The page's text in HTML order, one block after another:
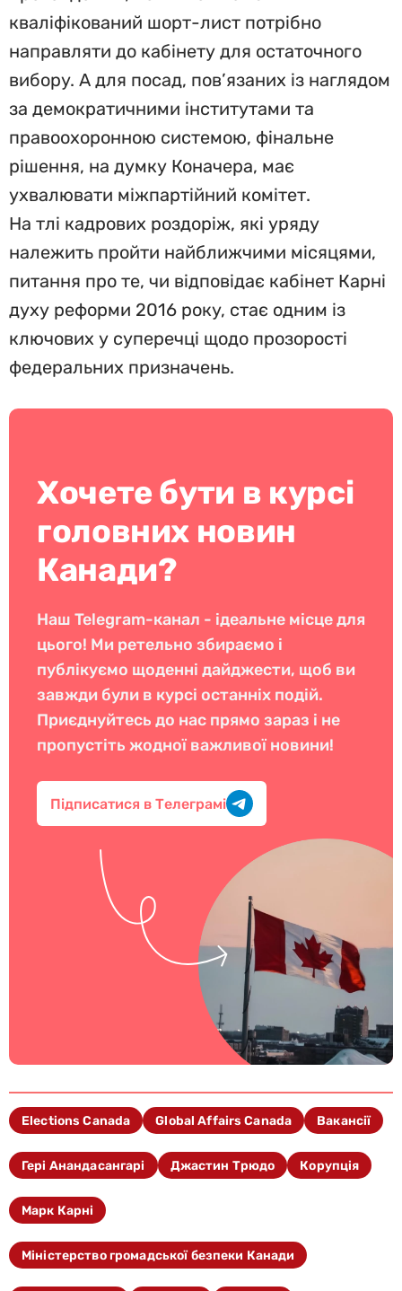
кваліфікований шорт-лист потрібно
направляти до кабінету для остаточного
вибору. А для посад, пов’язаних із наглядом
за демократичними інститутами та
правоохоронною системою, фінальне
рішення, на думку Коначера, має
ухвалювати міжпартійний комітет.
На тлі кадрових роздоріж, які уряду
належить пройти найближчими місяцями,
питання про те, чи відповідає кабінет Карні
духу реформи 2016 року, стає одним із
ключових у суперечці щодо прозорості
федеральних призначень.
Хочете бути в курсі
головних новин
Канади?
Наш Telegram-канал - ідеальне місце для
цього! Ми ретельно збираємо і
публікуємо щоденні дайджести, щоб ви
завжди були в курсі останніх подій.
Приєднуйтесь до нас прямо зараз і не
пропустіть жодної важливої новини!
Підписатися в Телеграмі
Elections Canada Global Affairs Canada Вакансії
Гері Анандасангарі Джастин Трюдо Корупція
Марк Карні
Міністерство громадської безпеки Канади